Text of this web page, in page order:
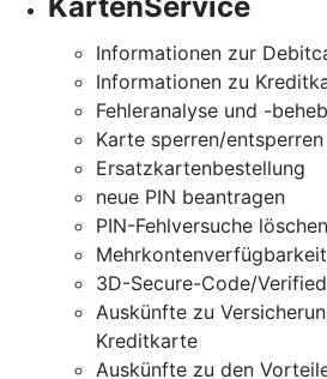
Informationen zur
Informationen zu
Fehleranalyse und -
Karte sperren/entsperren
Ersatzkartenbestellung
neue PIN beantragen
PIN-Fehlversuche löschen
Mehrkontenverfügbarkeit
3D-Secure-Code/
Auskünfte zu
Kreditkarte
Auskünfte zu den